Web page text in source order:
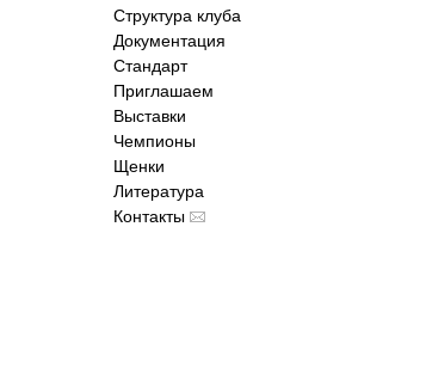
Структура клуба
Документация
Стандарт
Приглашаем
Выставки
Чемпионы
Щенки
Литература
Контакты